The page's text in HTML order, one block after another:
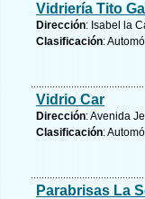
Vidriería Tito
Dirección: Isabel la
Clasificación:
Vidrio Car
Dirección: Avenida
Clasificación:
Parabrisas La